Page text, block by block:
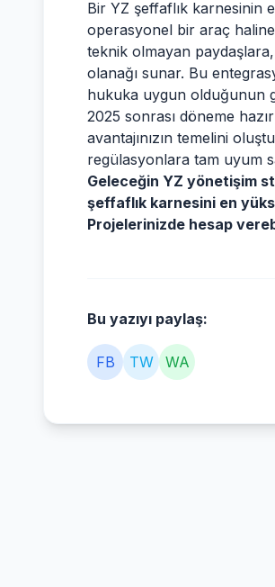
Bir YZ şeffaflık karnesinin
operasyonel bir araç
teknik olmayan
olanağı sunar. Bu
hukuka uygun olduğunun
2025 sonrası döneme
avantajınızın temelini
regülasyonlara tam uyum
Geleceğin YZ yönetişim
şeffaflık karnesini en
Projelerinizde hesap
Bu yazıyı paylaş:
FB TW WA